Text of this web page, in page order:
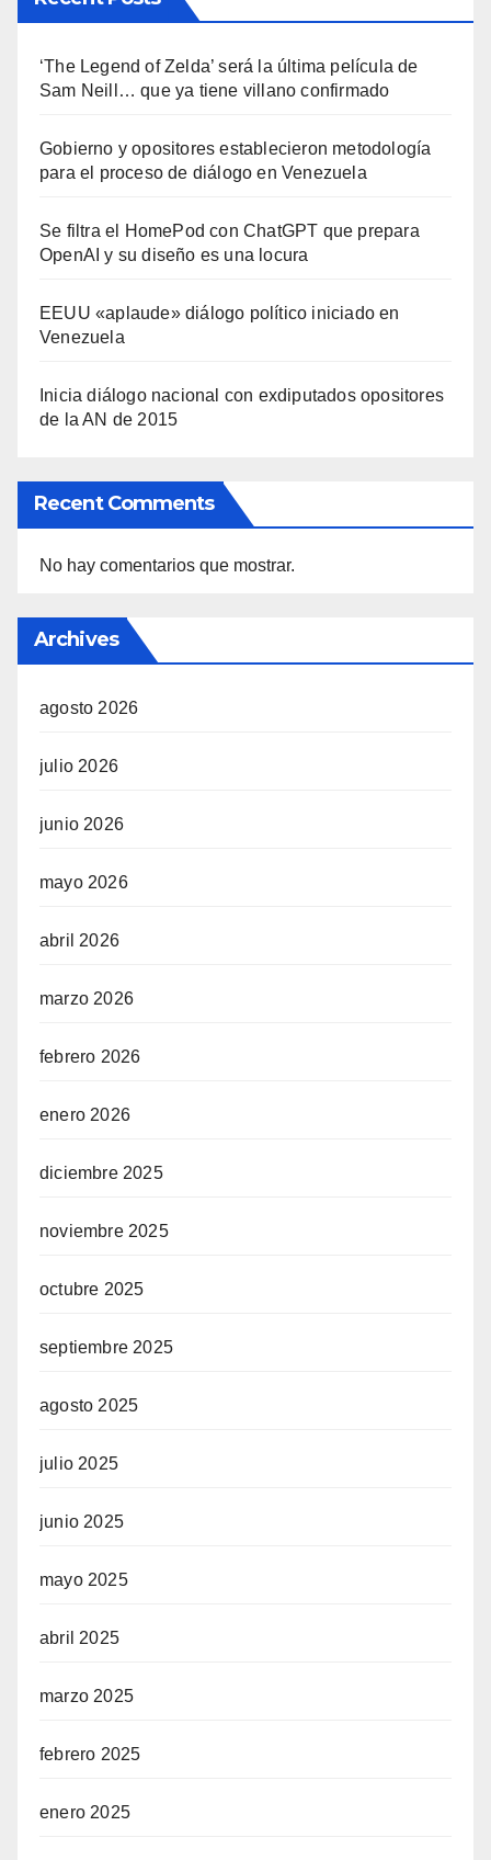
‘The Legend of Zelda’ será la última película de
Sam Neill… que ya tiene villano confirmado
Gobierno y opositores establecieron metodología
para el proceso de diálogo en Venezuela
Se filtra el HomePod con ChatGPT que prepara
OpenAI y su diseño es una locura
EEUU «aplaude» diálogo político iniciado en
Venezuela
Inicia diálogo nacional con exdiputados opositores
de la AN de 2015
Recent Comments
No hay comentarios que mostrar.
Archives
agosto 2026
julio 2026
junio 2026
mayo 2026
abril 2026
marzo 2026
febrero 2026
enero 2026
diciembre 2025
noviembre 2025
octubre 2025
septiembre 2025
agosto 2025
julio 2025
junio 2025
mayo 2025
abril 2025
marzo 2025
febrero 2025
enero 2025